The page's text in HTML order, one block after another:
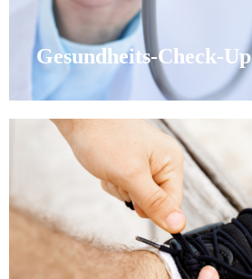
Gesundheits-Check-Up